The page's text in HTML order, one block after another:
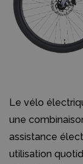
Le vélo
une
assistance
utilisation